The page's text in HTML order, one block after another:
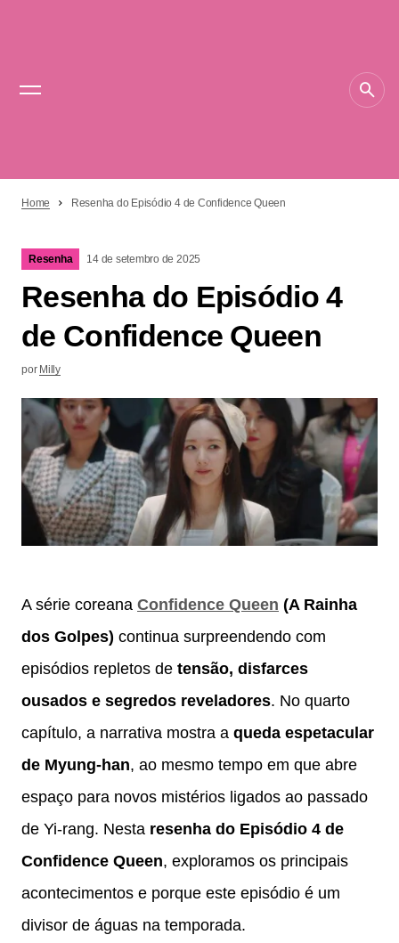
Home Resenha do Episódio 4 de Confidence Queen
Resenha 14 de setembro de 2025
Resenha do Episódio 4
de Confidence Queen
por Milly
A série coreana Confidence Queen (A Rainha
dos Golpes) continua surpreendendo com
episódios repletos de tensão, disfarces
ousados e segredos reveladores. No quarto
capítulo, a narrativa mostra a queda espetacular
de Myung-han, ao mesmo tempo em que abre
espaço para novos mistérios ligados ao passado
de Yi-rang. Nesta resenha do Episódio 4 de
Confidence Queen, exploramos os principais
acontecimentos e porque este episódio é um
divisor de águas na temporada.